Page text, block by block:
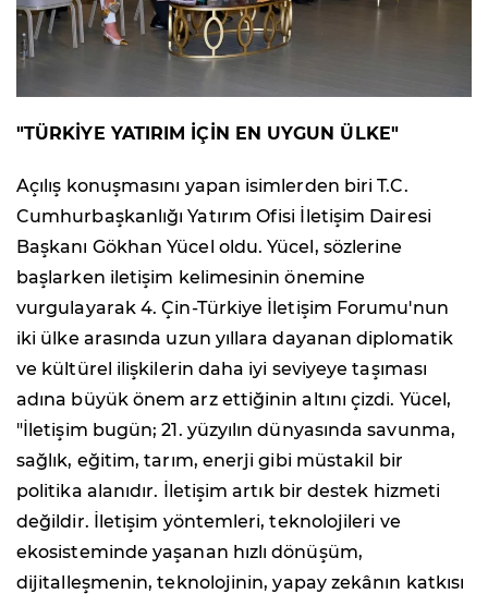
"TÜRKİYE YATIRIM İÇİN EN UYGUN ÜLKE"
Açılış konuşmasını yapan isimlerden biri T.C.
Cumhurbaşkanlığı Yatırım Ofisi İletişim Dairesi
Başkanı Gökhan Yücel oldu. Yücel, sözlerine
başlarken iletişim kelimesinin önemine
vurgulayarak 4. Çin-Türkiye İletişim Forumu'nun
iki ülke arasında uzun yıllara dayanan diplomatik
ve kültürel ilişkilerin daha iyi seviyeye taşıması
adına büyük önem arz ettiğinin altını çizdi. Yücel,
"İletişim bugün; 21. yüzyılın dünyasında savunma,
sağlık, eğitim, tarım, enerji gibi müstakil bir
politika alanıdır. İletişim artık bir destek hizmeti
değildir. İletişim yöntemleri, teknolojileri ve
ekosisteminde yaşanan hızlı dönüşüm,
dijitalleşmenin, teknolojinin, yapay zekânın katkısı